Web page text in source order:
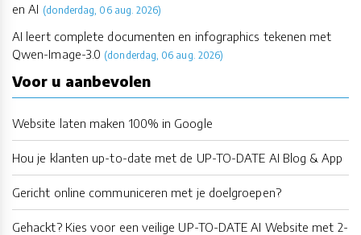
en AI (donderdag, 06 aug. 2026)
AI leert complete documenten en infographics tekenen met
Qwen-Image-3.0 (donderdag, 06 aug. 2026)
Voor u aanbevolen
Website laten maken 100% in Google
Hou je klanten up-to-date met de UP-TO-DATE AI Blog & App
Gericht online communiceren met je doelgroepen?
Gehackt? Kies voor een veilige UP-TO-DATE AI Website met 2-